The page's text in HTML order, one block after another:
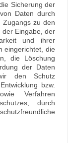
Sicherung der
Daten durch
Zugangs zu den
der Eingabe, der
und ihrer
eingerichtet, die
die Löschung
der Daten
den Schutz
bzw.
Verfahren
durch